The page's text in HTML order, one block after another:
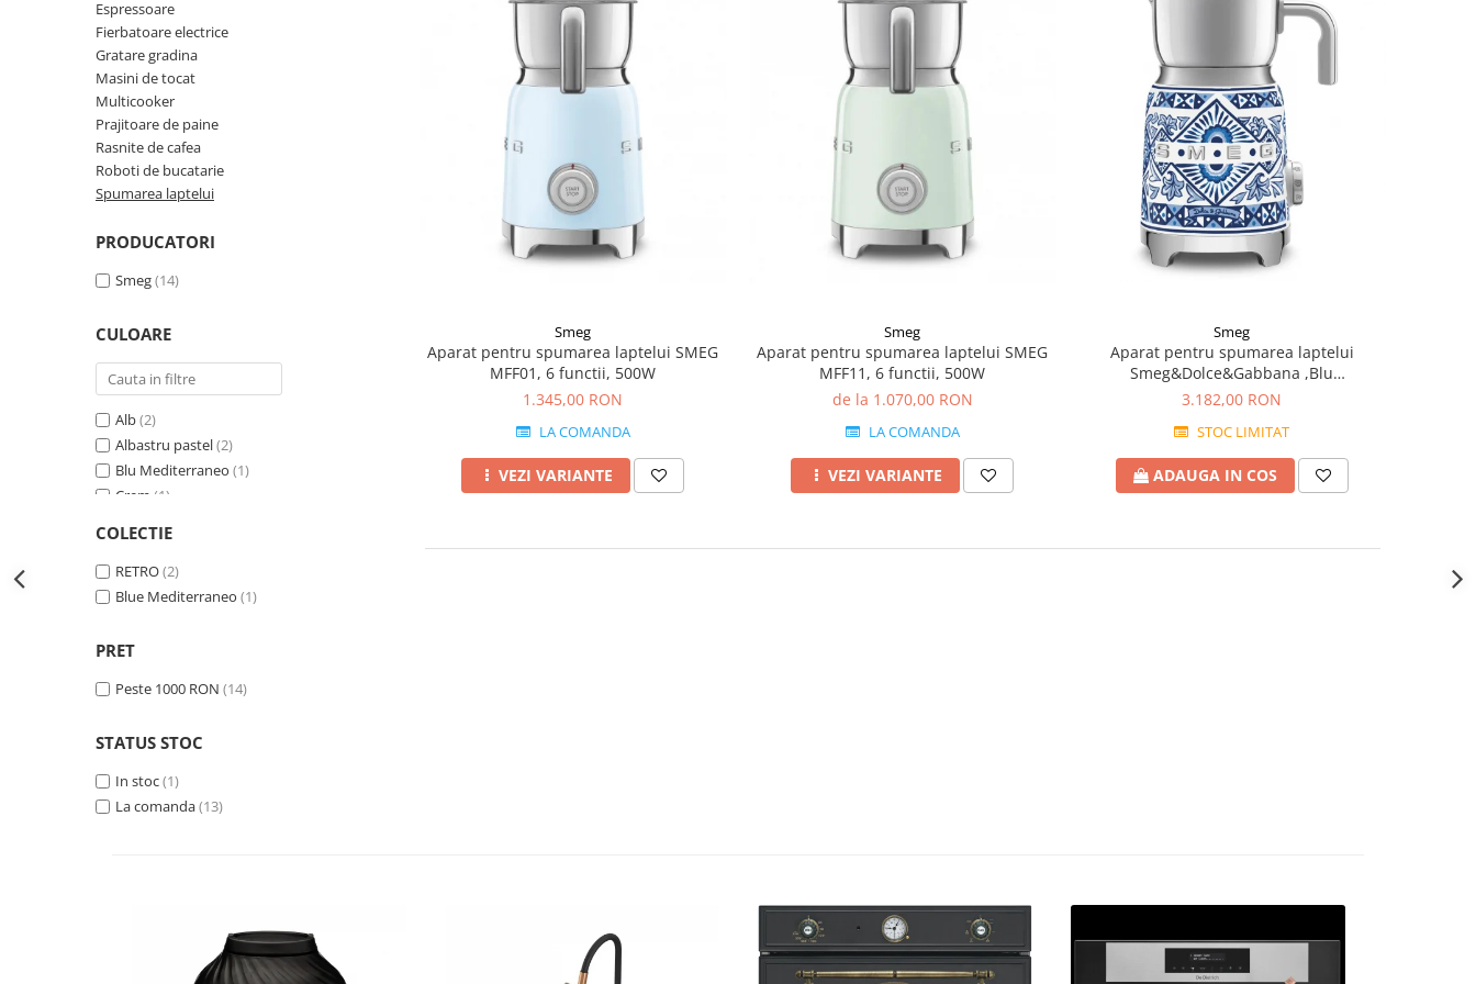
Accesorii chiuvete bucatarie
Gratar protectie chiuveta
Scurgator farfurii
Suporti burete
Tocatoare lemn si sticla
Sisteme de scurgere si cleme
Dispenser detergent
Rasnite de cafea
Roboti de bucatarie
Spumarea laptelui
Combine frigorifice
Espressoare cafea
Aparate de gatit-aragazuri
Masina de spalat vase
Seturi Electrocasnice
Termostate si senzori Livolo
Sonerii electrice
Construieste singur
Panouri si rame
Espressoare
Fierbatoare electrice
Gratare gradina
Masini de tocat
Multicooker
Prajitoare de paine
Rasnite de cafea
Roboti de bucatarie
Spumarea laptelui
PRODUCATORI
Smeg(14)
CULOARE
Alb(2)
Albastru pastel(2)
Blu Mediterraneo (1)
Crem (1)
Roz(2)
Verde pastel(2)
COLECTIE
RETRO(2)
Blue Mediterraneo (1)
PRET
Peste 1000 RON (14)
STATUS STOC
In stoc(1)
La comanda(13)
Smeg
Aparat pentru spumarea laptelui SMEG
MFF01, 6 functii, 500W
1.345,00 RON
LA COMANDA
VEZI VARIANTE
Smeg
Aparat pentru spumarea laptelui SMEG
MFF11, 6 functii, 500W
de la 1.070,00 RON
LA COMANDA
VEZI VARIANTE
Smeg
Aparat pentru spumarea laptelui
Smeg&Dolce&Gabbana ,Blu
Mediterraneo
3.182,00 RON
STOC LIMITAT
ADAUGA IN COS